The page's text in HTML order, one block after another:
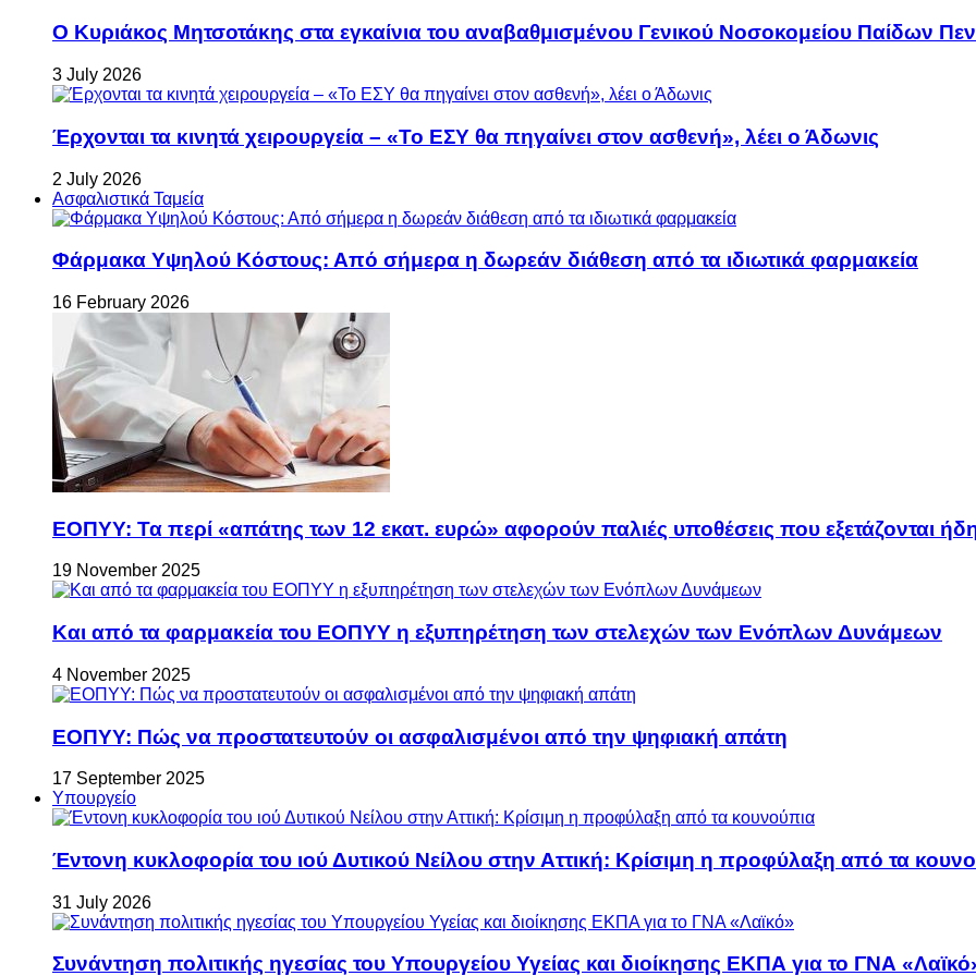
Ο Κυριάκος Μητσοτάκης στα εγκαίνια του αναβαθμισμένου Γενικού Νοσοκομείου Παίδων
3 July 2026
Έρχονται τα κινητά χειρουργεία – «Το ΕΣΥ θα πηγαίνει στον ασθενή», λέει ο Άδωνις
2 July 2026
Ασφαλιστικά Ταμεία
Φάρμακα Υψηλού Κόστους: Από σήμερα η δωρεάν διάθεση από τα ιδιωτικά φαρμακεία
16 February 2026
ΕΟΠΥΥ: Τα περί «απάτης των 12 εκατ. ευρώ» αφορούν παλιές υποθέσεις που εξετάζονται
19 November 2025
Και από τα φαρμακεία του ΕΟΠΥΥ η εξυπηρέτηση των στελεχών των Ενόπλων Δυνάμεων
4 November 2025
ΕΟΠΥΥ: Πώς να προστατευτούν οι ασφαλισμένοι από την ψηφιακή απάτη
17 September 2025
Υπουργείο
Έντονη κυκλοφορία του ιού Δυτικού Νείλου στην Αττική: Κρίσιμη η προφύλαξη από τα
31 July 2026
Συνάντηση πολιτικής ηγεσίας του Υπουργείου Υγείας και διοίκησης ΕΚΠΑ για το ΓΝΑ